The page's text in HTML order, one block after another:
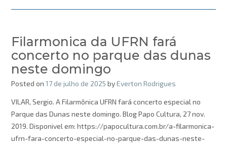
Filarmonica da UFRN fará
concerto no parque das dunas
neste domingo
Posted on 17 de julho de 2025 byEverton Rodrigues
VILAR, Sergio. A Filarmônica UFRN fará concerto especial no
Parque das Dunas neste domingo. Blog Papo Cultura, 27 nov.
2019. Disponivel em: https://papocultura.com.br/a-filarmonica-
ufrn-fara-concerto-especial-no-parque-das-dunas-neste-